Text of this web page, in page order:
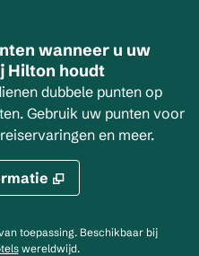
wanneer u uw
Hilton houdt
dubbele punten op
Gebruik uw punten voor
en meer.
toepassing. Beschikbaar bij
,opent nieuw tabblad
wereldwijd.